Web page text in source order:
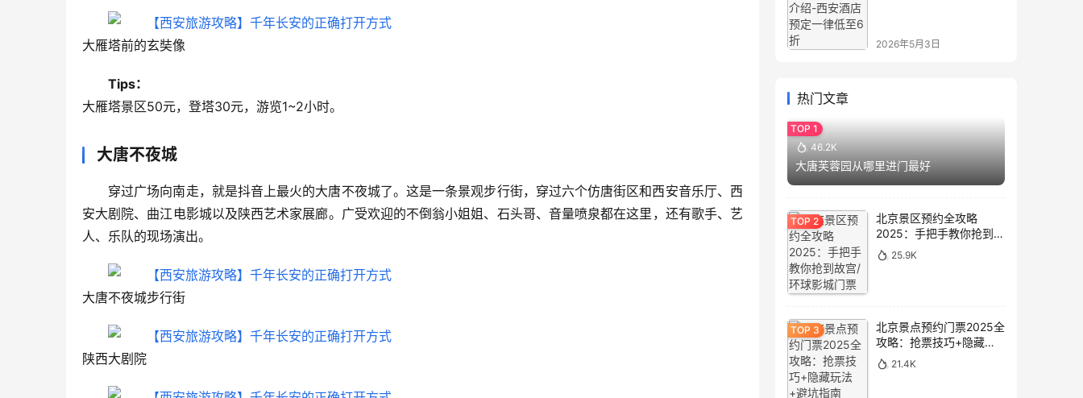
大雁塔前的玄奘像
Tips：
大雁塔景区50元，登塔30元，游览1~2小时。
大唐不夜城
穿过广场向南走，就是抖音上最火的大唐不夜城了。这是一条景观步行街，穿过六个仿唐街区和西安音乐厅、西
安大剧院、曲江电影城以及陕西艺术家展廊。广受欢迎的不倒翁小姐姐、石头哥、音量喷泉都在这里，还有歌手、艺
人、乐队的现场演出。
大唐不夜城步行街
陕西大剧院
2026年5月3日
热门文章
46.2K
大唐芙蓉园从哪里进门最好
北京景区预约全攻略
2025：手把手教你抢到故
宫/环球影城门票
25.9K
北京景点预约门票2025全
攻略：抢票技巧+隐藏玩
法+避坑指南
21.4K